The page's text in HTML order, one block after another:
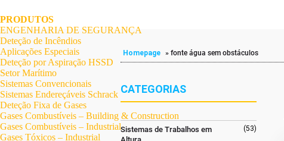
PRODUTOS
ENGENHARIA DE SEGURANÇA
Deteção de Incêndios
Aplicações Especiais
Deteção por Aspiração HSSD
Setor Marítimo
Sistemas Convencionais
Sistemas Endereçáveis Schrack
Deteção Fixa de Gases
Gases Combustíveis – Building & Construction
Gases Combustíveis – Industrial
Gases Tóxicos – Industrial
Homepage » fonte água sem obstáculos
CATEGORIAS
Sistemas de Trabalhos em
(53)